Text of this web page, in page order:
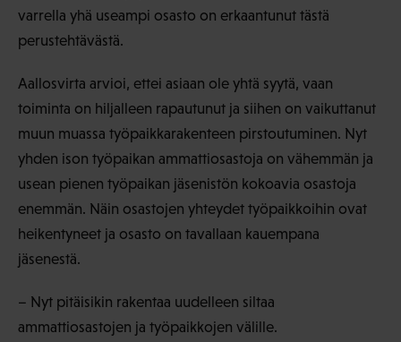
varrella yhä useampi osasto on erkaantunut tästä
perustehtävästä.
Aallosvirta arvioi, ettei asiaan ole yhtä syytä, vaan
toiminta on hiljalleen rapautunut ja siihen on vaikuttanut
muun muassa työpaikkarakenteen pirstoutuminen. Nyt
yhden ison työpaikan ammattiosastoja on vähemmän ja
usean pienen työpaikan jäsenistön kokoavia osastoja
enemmän. Näin osastojen yhteydet työpaikkoihin ovat
heikentyneet ja osasto on tavallaan kauempana
jäsenestä.
– Nyt pitäisikin rakentaa uudelleen siltaa
ammattiosastojen ja työpaikkojen välille.